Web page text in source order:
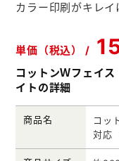
カラー印刷がキレイ
単価（税込） /
コットンＷフェイ
イトの詳細
商品名
コッ
対応